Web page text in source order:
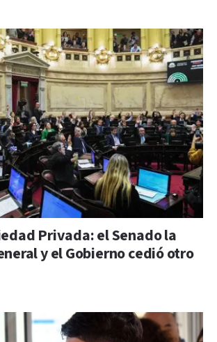
Privada: el Senado la
y el Gobierno cedió otro